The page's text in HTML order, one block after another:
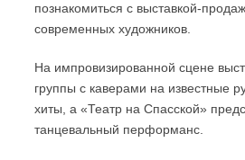
познакомиться с выставкой-
современных художников.
На импровизированной сцене
группы с каверами на известные
хиты, а «Театр на Спасской»
танцевальный перформанс.